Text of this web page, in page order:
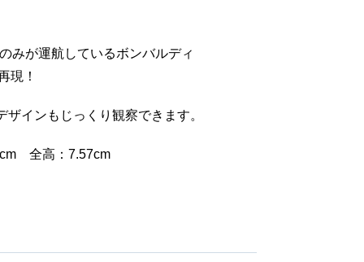
みが運航しているボンバルディ
現！
インもじっくり観察できます。
全高：7.57cm